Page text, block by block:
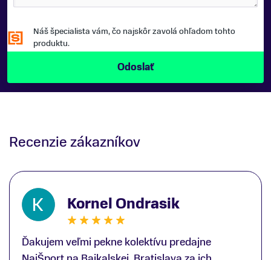
Náš špecialista vám, čo najskôr zavolá ohľadom tohto
produktu.
Recenzie zákazníkov
Kornel Ondrasik
Ďakujem veľmi pekne kolektívu predajne